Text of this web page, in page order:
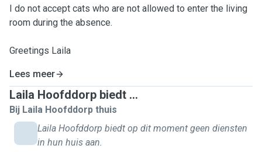
I do not accept cats who are not allowed to enter the living
room during the absence.
Greetings Laila
Lees meer
Laila Hoofddorp biedt ...
Bij Laila Hoofddorp thuis
Laila Hoofddorp biedt op dit moment geen diensten
in hun huis aan.